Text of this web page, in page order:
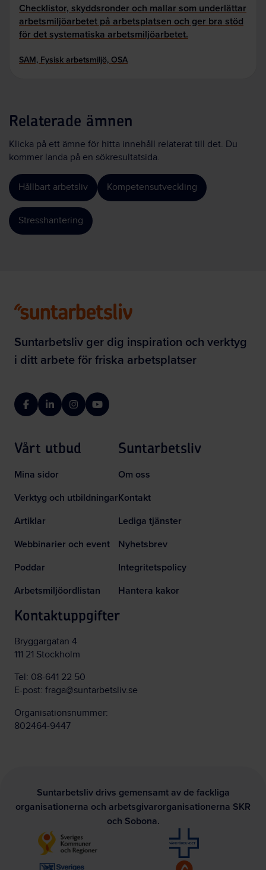
Checklistor, skyddsronder och mallar som underlättar
arbetsmiljöarbetet på arbetsplatsen och ger bra stöd
för det systematiska arbetsmiljöarbetet.
SAM, Fysisk arbetsmiljö, OSA
Relaterade ämnen
Klicka på ett ämne för hitta innehåll relaterat till det. Du
kommer landa på en sökresultatsida.
Hållbart arbetsliv Kompetensutveckling
Stresshantering
Suntarbetsliv ger dig inspiration och verktyg
i ditt arbete för friska arbetsplatser
FacebookLinkedInInstagramYouTube
Vårt utbud
Mina sidor
Verktyg och utbildningar
Artiklar
Webbinarier och event
Poddar
Arbetsmiljöordlistan
Suntarbetsliv
Om oss
Kontakt
Lediga tjänster
Nyhetsbrev
Integritetspolicy
Hantera kakor
Kontaktuppgifter
Bryggargatan 4
111 21 Stockholm
Tel: 08-641 22 50
E-post: fraga@suntarbetsliv.se
Organisationsnummer:
802464-9447
Suntarbetsliv drivs gemensamt av de fackliga
organisationerna och arbetsgivarorganisationerna SKR
och Sobona.